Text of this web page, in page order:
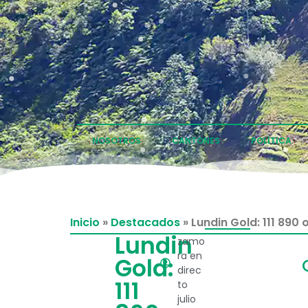
NOSOTROS CANTONES POLÍTICA
Inicio » Destacados » Lundin Gold: 111
Lundin
Gold:
111
zamo
ra en
direc
to
julio